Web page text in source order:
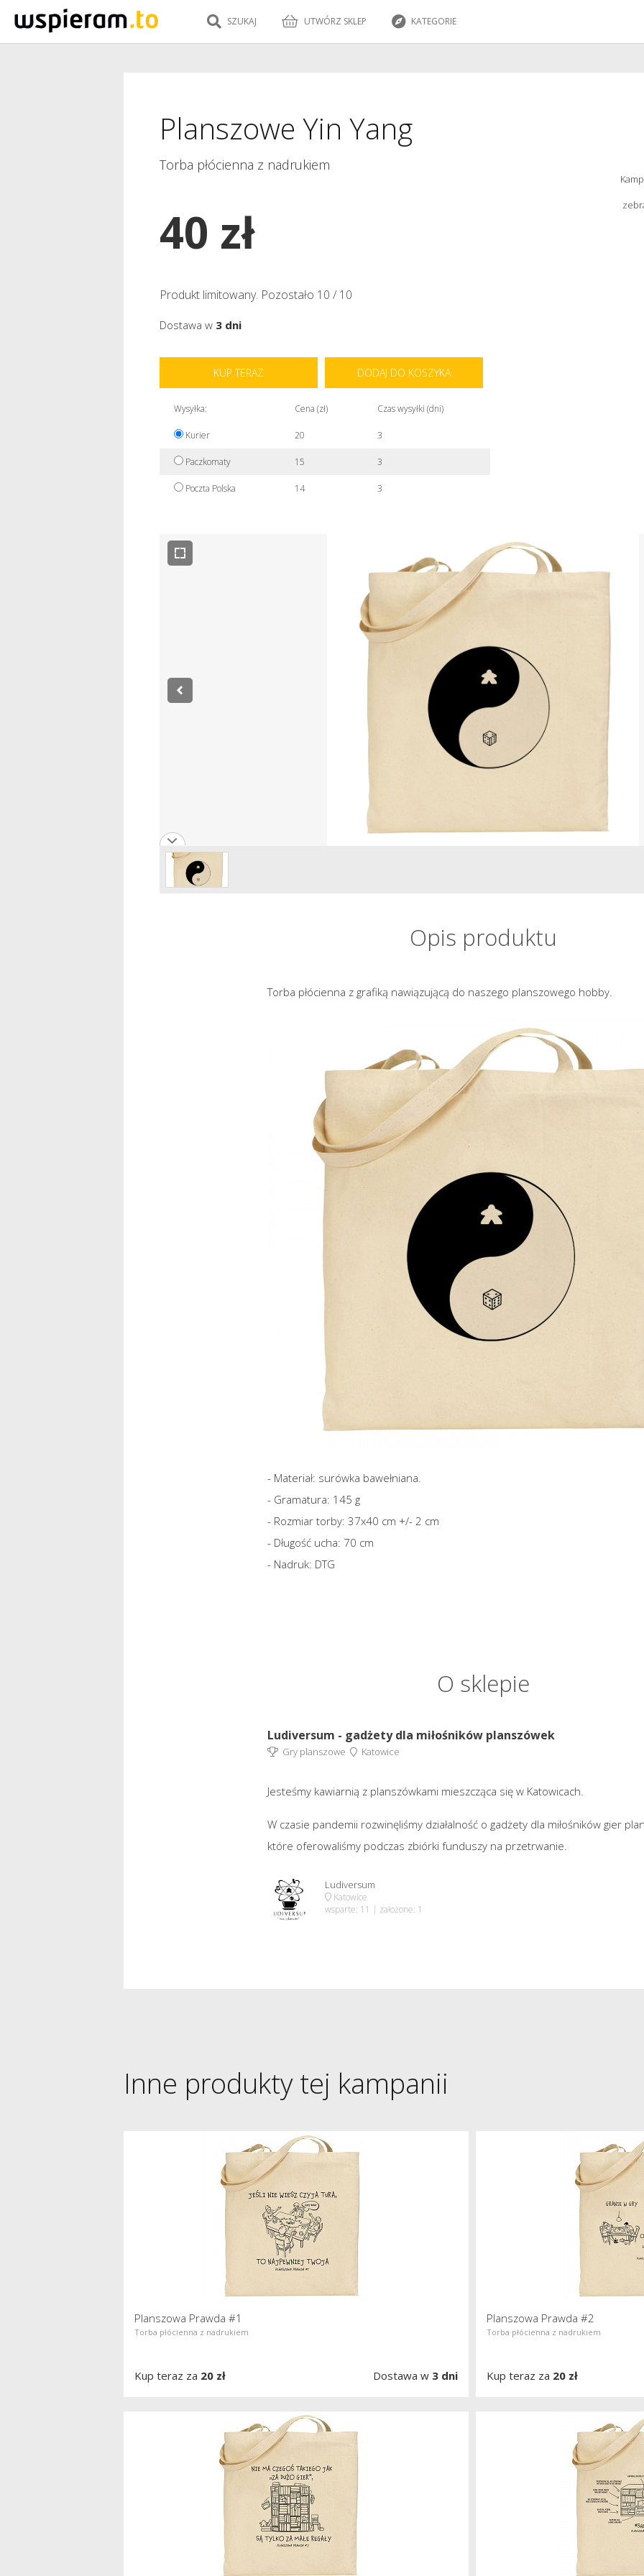
SZUKAJ UTWÓRZ SKLEP KATEGORIE
Planszowe Yin Yang
Torba płócienna z nadrukiem
40 zł
Produkt limitowany. Pozostało 10 / 10
Dostawa w 3 dni
KUP TERAZ DODAJ DO KOSZYKA
Wysyłka: Cena (zł) Czas wysyłki (dni)
Kurier 20 3
Paczkomaty 15 3
Poczta Polska 14 3
Opis produktu
Torba płócienna z grafiką nawiązującą do naszego planszowego hobby.
- Materiał: surówka bawełniana.
- Gramatura: 145 g
- Rozmiar torby: 37x40 cm +/- 2 cm
- Długość ucha: 70 cm
- Nadruk: DTG
O sklepie
Ludiversum - gadżety dla miłośników planszówek
Gry planszowe Katowice
Jesteśmy kawiarnią z planszówkami mieszcząca się w Katowicach.
W czasie pandemii rozwinęliśmy działalność o gadżety dla miłośników gier
które oferowaliśmy podczas zbiórki funduszy na przetrwanie.
Ludiversum
Katowice
wsparte: 11 | założone: 1
Inne produkty tej kampanii
Planszowa Prawda #1
Torba płócienna z nadrukiem
Kup teraz za 20 zł Dostawa w 3 dni
Planszowa Prawda #2
Torba płócienna z nadrukiem
Kup teraz za 20 zł